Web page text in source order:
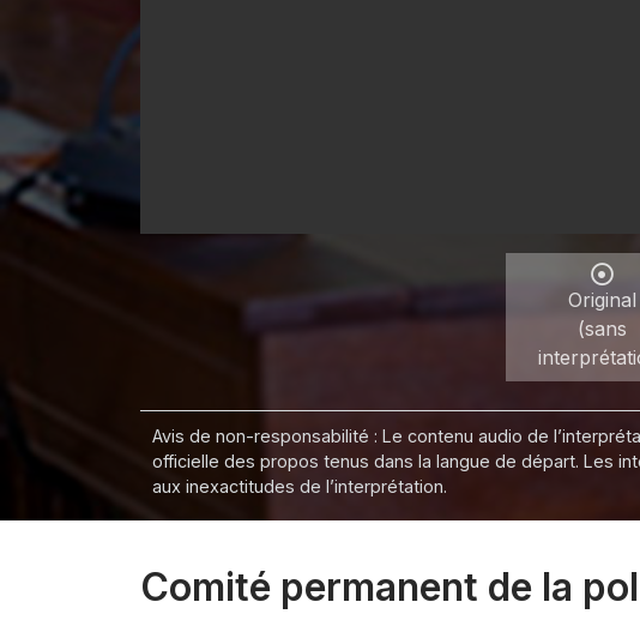
Original
(sans
Avis de non-responsabilité : Le contenu audio de
officielle des propos tenus dans la langue de départ. Les
aux inexactitudes de l’interprétation.
Comité permanent de la